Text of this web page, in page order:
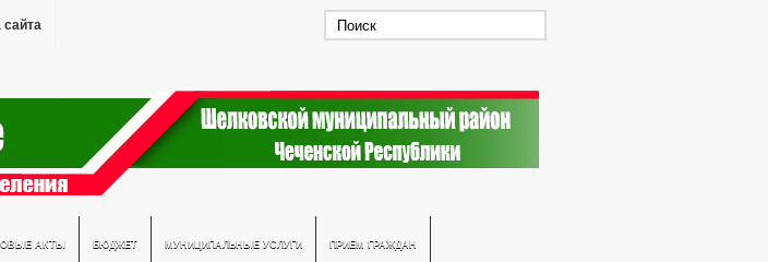
сайта
АКТЫ БЮДЖЕТ МУНИЦИПАЛЬНЫЕ УСЛУГИ ПРИЕМ ГРАЖДАН